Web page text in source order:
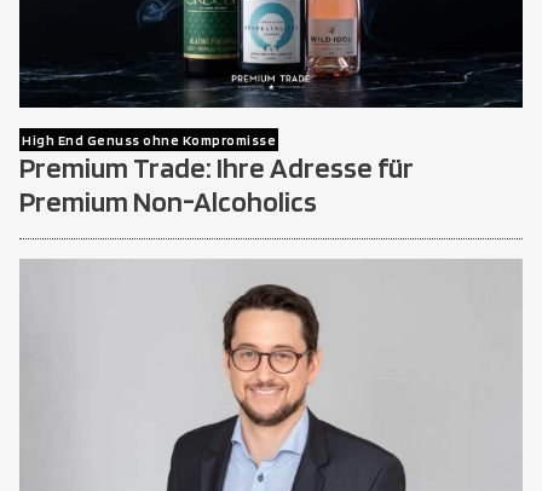
High End Genuss ohne Kompromisse
Premium Trade: Ihre Adresse für
Premium Non-Alcoholics